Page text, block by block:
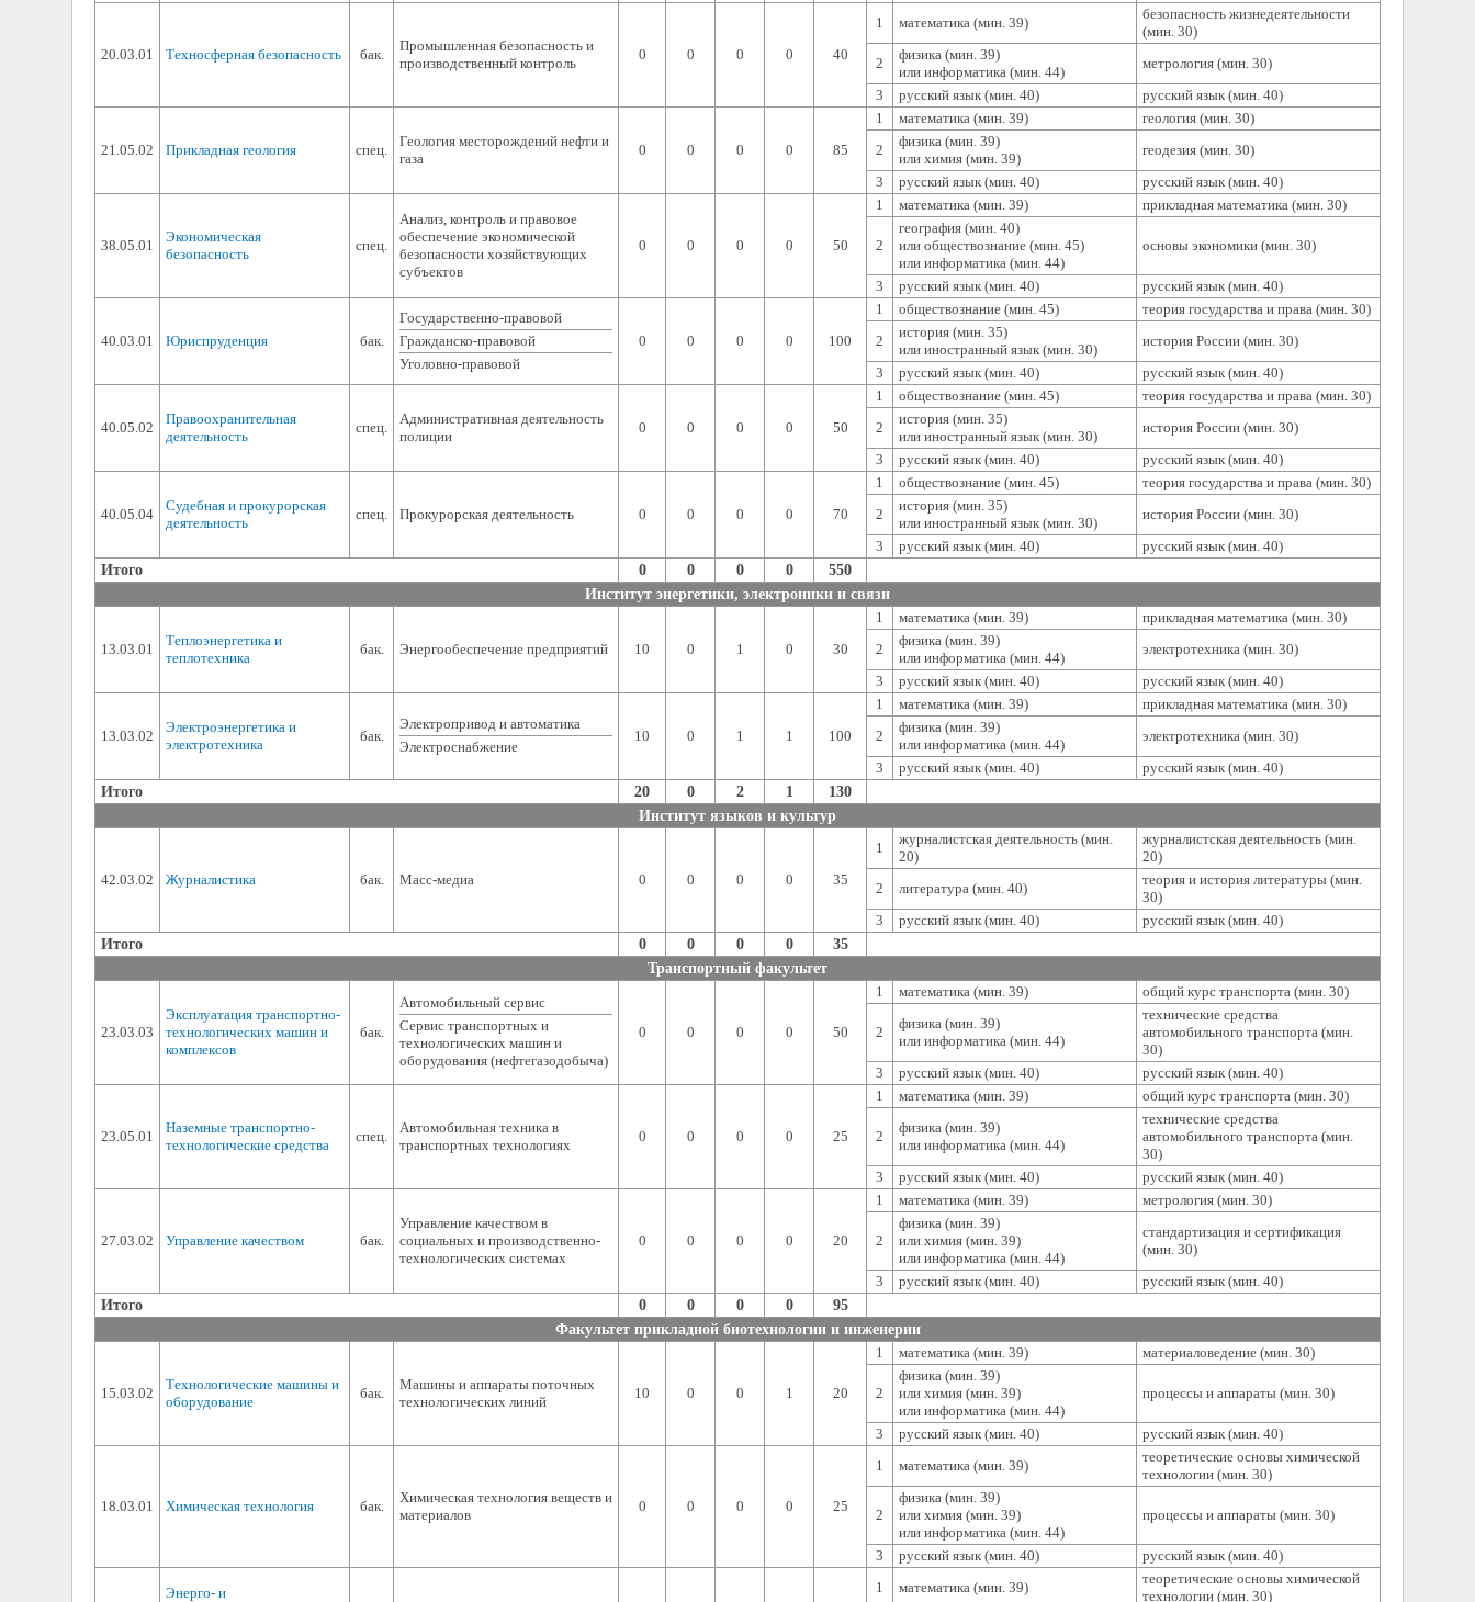
20.03.01 Техносферная безопасность бак.
Промышленная безопасность и
производственный контроль
0 0 0 0 40
1 математика (мин. 39)
безопасность жизнедеятельности
(мин. 30)
2
физика (мин. 39)
или информатика (мин. 44)
метрология (мин. 30)
3
русский язык (мин. 40) русский язык (мин. 40)
21.05.02 Прикладная геология спец.
Геология месторождений нефти и
газа
0 0 0 0 85
1 математика (мин. 39)
геология (мин. 30)
2
физика (мин. 39)
или химия (мин. 39)
геодезия (мин. 30)
3
русский язык (мин. 40) русский язык (мин. 40)
38.05.01
Экономическая
безопасность
спец.
Анализ, контроль и правовое
обеспечение экономической
безопасности хозяйствующих
субъектов
0 0 0 0 50
1 математика (мин. 39) прикладная математика (мин. 30)
2
география (мин. 40)
или обществознание (мин. 45)
или информатика (мин. 44)
основы экономики (мин. 30)
3 русский язык (мин. 40) русский язык (мин. 40)
40.03.01 Юриспруденция бак.
Государственно-правовой
Гражданско-правовой
Уголовно-правовой
0 0 0 0 100
1 обществознание (мин. 45)
теория государства и права (мин. 30)
2
история (мин. 35)
или иностранный язык (мин. 30)
история России (мин. 30)
3
русский язык (мин. 40) русский язык (мин. 40)
40.05.02
Правоохранительная
деятельность
спец.
Административная деятельность
полиции
0 0 0 0 50
1 обществознание (мин. 45)
теория государства и права (мин. 30)
2
история (мин. 35)
или иностранный язык (мин. 30)
история России (мин. 30)
3
русский язык (мин. 40) русский язык (мин. 40)
40.05.04
Судебная и прокурорская
деятельность
спец. Прокурорская деятельность 0 0 0 0 70
1 обществознание (мин. 45)
теория государства и права (мин. 30)
2
история (мин. 35)
или иностранный язык (мин. 30)
история России (мин. 30)
3
русский язык (мин. 40) русский язык (мин. 40)
Итого 0 0 0 0
550
Институт энергетики, электроники и связи
13.03.01
Теплоэнергетика и
теплотехника
бак. Энергообеспечение предприятий 10 0 1 0 30
1 математика (мин. 39)
прикладная математика (мин. 30)
2
физика (мин. 39)
или информатика (мин. 44)
электротехника (мин. 30)
3
русский язык (мин. 40) русский язык (мин. 40)
13.03.02
Электроэнергетика и
электротехника
бак.
Электропривод и автоматика
Электроснабжение
10 0 1 1 100
1 математика (мин. 39)
прикладная математика (мин. 30)
2
физика (мин. 39)
или информатика (мин. 44)
электротехника (мин. 30)
3
русский язык (мин. 40) русский язык (мин. 40)
Итого 20 0 2 1
130
Институт языков и культур
42.03.02 Журналистика бак. Масс-медиа 0 0 0 0 35
1
журналистская деятельность (мин.
20)
журналистская деятельность (мин.
20)
2
литература (мин. 40)
теория и история литературы (мин.
30)
3
русский язык (мин. 40) русский язык (мин. 40)
Итого 0 0 0 0
35
Транспортный факультет
23.03.03
Эксплуатация транспортно-
технологических машин и
комплексов
бак.
Автомобильный сервис
Сервис транспортных и
технологических машин и
оборудования (нефтегазодобыча)
0 0 0 0 50
1 математика (мин. 39) общий курс транспорта (мин. 30)
2
физика (мин. 39)
или информатика (мин. 44)
технические средства
автомобильного транспорта (мин.
30)
3
русский язык (мин. 40) русский язык (мин. 40)
23.05.01
Наземные транспортно-
технологические средства
спец.
Автомобильная техника в
транспортных технологиях
0 0 0 0 25
1 математика (мин. 39) общий курс транспорта (мин. 30)
2
физика (мин. 39)
или информатика (мин. 44)
технические средства
автомобильного транспорта (мин.
30)
3
русский язык (мин. 40) русский язык (мин. 40)
27.03.02 Управление качеством бак.
Управление качеством в
социальных и производственно-
технологических системах
0 0 0 0 20
1 математика (мин. 39) метрология (мин. 30)
2
физика (мин. 39)
или химия (мин. 39)
или информатика (мин. 44)
стандартизация и сертификация
(мин. 30)
3
русский язык (мин. 40) русский язык (мин. 40)
Итого 0 0 0 0
95
Факультет прикладной биотехнологии и инженерии
15.03.02
Технологические машины и
оборудование
бак.
Машины и аппараты поточных
технологических линий
10 0 0 1 20
1 математика (мин. 39) материаловедение (мин. 30)
2
физика (мин. 39)
или химия (мин. 39)
или информатика (мин. 44)
процессы и аппараты (мин. 30)
3 русский язык (мин. 40) русский язык (мин. 40)
18.03.01 Химическая технология бак.
Химическая технология веществ и
материалов
0 0 0 0 25
1 математика (мин. 39)
теоретические основы химической
технологии (мин. 30)
2
физика (мин. 39)
или химия (мин. 39)
или информатика (мин. 44)
процессы и аппараты (мин. 30)
3 русский язык (мин. 40) русский язык (мин. 40)
Энерго- и
1 математика (мин. 39)
теоретические основы химической
технологии (мин. 30)